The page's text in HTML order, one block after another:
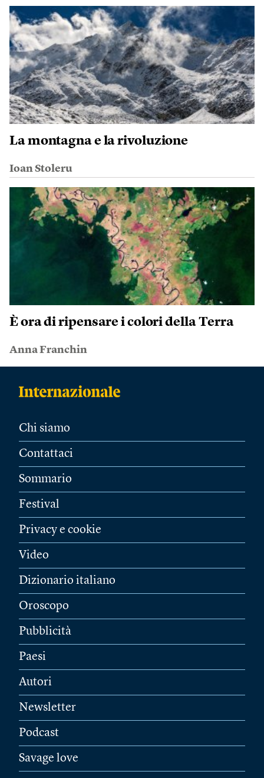
La montagna e la rivoluzione
Ioan Stoleru
È ora di ripensare i colori della Terra
Anna Franchin
Chi siamo
Contattaci
Sommario
Festival
Privacy e cookie
Video
Dizionario italiano
Oroscopo
Pubblicità
Paesi
Autori
Newsletter
Podcast
Savage love